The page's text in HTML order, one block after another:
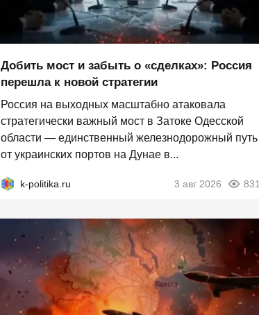
Добить мост и забыть о «сделках»: Россия
перешла к новой стратегии
Россия на выходных масштабно атаковала
стратегически важный мост в Затоке Одесской
области — единственный железнодорожный путь
от украинских портов на Дунае в...
k-politika.ru 3 авг 2026 831